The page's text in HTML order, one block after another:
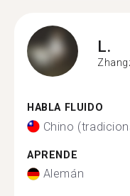
L.
HABLA FLUIDO
Chino
APRENDE
Alemán